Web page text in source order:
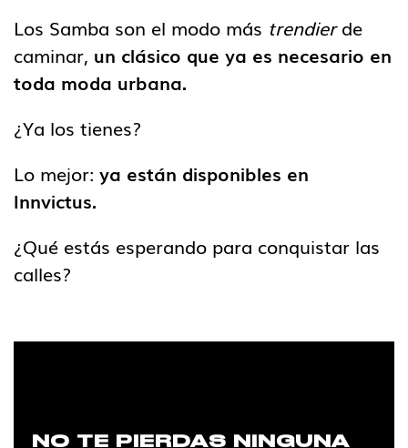
Los Samba son el modo más trendierde
caminar, un clásico que ya es necesario en
toda moda urbana.
¿Ya los tienes?
Lo mejor: ya están disponibles en
Innvictus.
¿Qué estás esperando para conquistar las
calles?
NO TE PIERDAS NINGUNA